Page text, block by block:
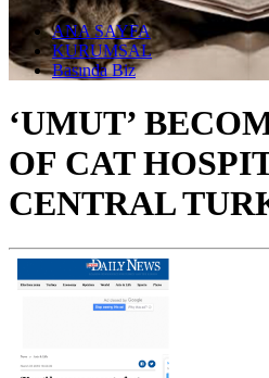
ANA SAYFA
KURUMSAL
Basında Biz
‘UMUT’
OF CAT
CENTRAL